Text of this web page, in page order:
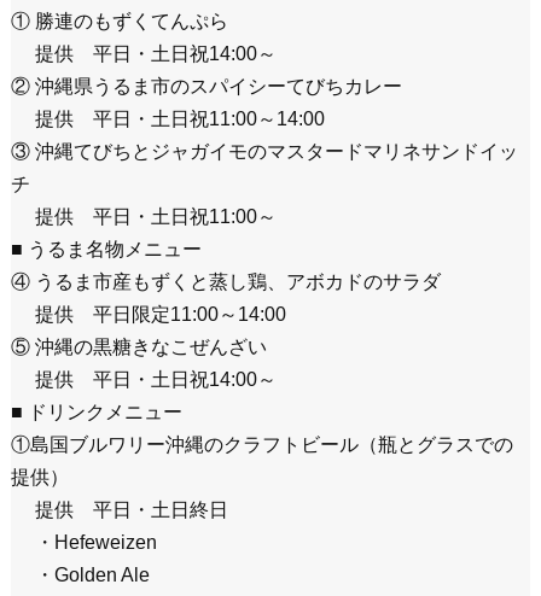
① 勝連のもずくてんぷら
提供 平日・土日祝14:00～
② 沖縄県うるま市のスパイシーてびちカレー
提供 平日・土日祝11:00～14:00
③ 沖縄てびちとジャガイモのマスタードマリネサンドイッ
チ
提供 平日・土日祝11:00～
■ うるま名物メニュー
④ うるま市産もずくと蒸し鶏、アボカドのサラダ
提供 平日限定11:00～14:00
⑤ 沖縄の黒糖きなこぜんざい
提供 平日・土日祝14:00～
■ ドリンクメニュー
①島国ブルワリー沖縄のクラフトビール（瓶とグラスでの
提供）
提供 平日・土日終日
・Hefeweizen
・Golden Ale